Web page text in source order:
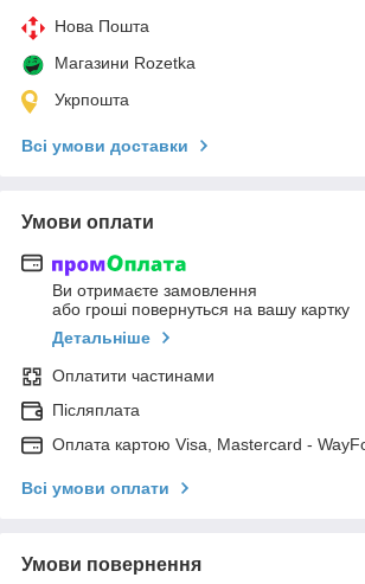
Нова Пошта
Магазини Rozetka
Укрпошта
Всі умови доставки
Умови оплати
Ви отримаєте замовлення
або гроші повернуться на вашу картку
Детальніше
Оплатити частинами
Післяплата
Оплата картою Visa, Mastercard -
Всі умови оплати
Умови повернення